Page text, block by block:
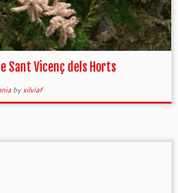
Sant Vicenç dels Horts
bysilviaf